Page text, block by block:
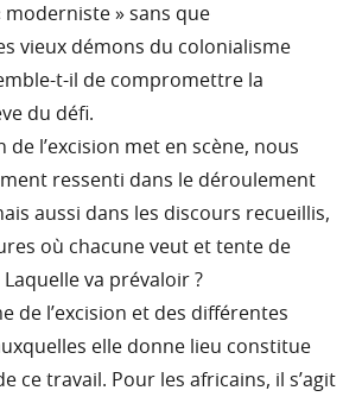
» sans que
vieux démons du colonialisme
t-il de compromettre la
du défi.
de l’excision met en scène, nous
ressenti dans le déroulement
aussi dans les discours recueillis,
où chacune veut et tente de
Laquelle va prévaloir ?
de l’excision et des différentes
elle donne lieu constitue
ce travail. Pour les africains, il s’agit